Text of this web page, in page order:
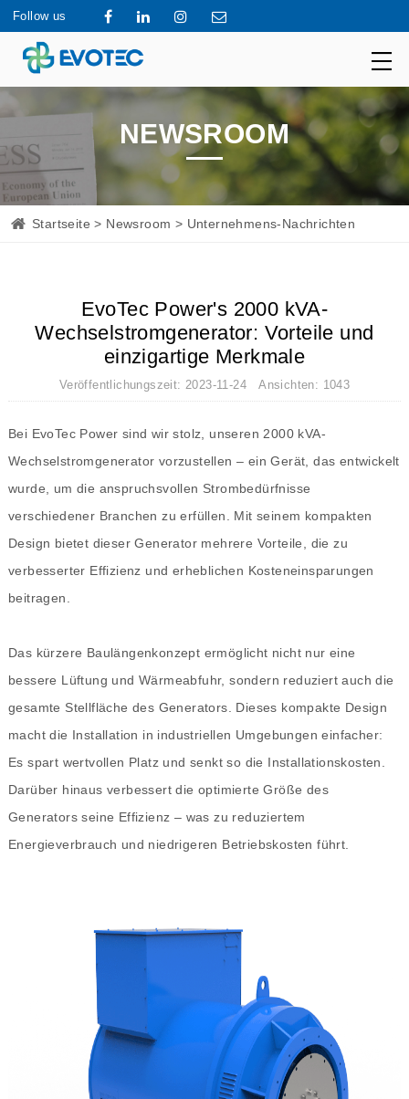
Follow us
NEWSROOM
Startseite > Newsroom > Unternehmens-Nachrichten
EvoTec Power's 2000 kVA-
Wechselstromgenerator: Vorteile und
einzigartige Merkmale
Veröffentlichungszeit: 2023-11-24 Ansichten: 1043
Bei EvoTec Power sind wir stolz, unseren 2000 kVA-
Wechselstromgenerator vorzustellen – ein Gerät, das entwickelt
wurde, um die anspruchsvollen Strombedürfnisse
verschiedener Branchen zu erfüllen. Mit seinem kompakten
Design bietet dieser Generator mehrere Vorteile, die zu
verbesserter Effizienz und erheblichen Kosteneinsparungen
beitragen.
Das kürzere Baulängenkonzept ermöglicht nicht nur eine
bessere Lüftung und Wärmeabfuhr, sondern reduziert auch die
gesamte Stellfläche des Generators. Dieses kompakte Design
macht die Installation in industriellen Umgebungen einfacher:
Es spart wertvollen Platz und senkt so die Installationskosten.
Darüber hinaus verbessert die optimierte Größe des
Generators seine Effizienz – was zu reduziertem
Energieverbrauch und niedrigeren Betriebskosten führt.